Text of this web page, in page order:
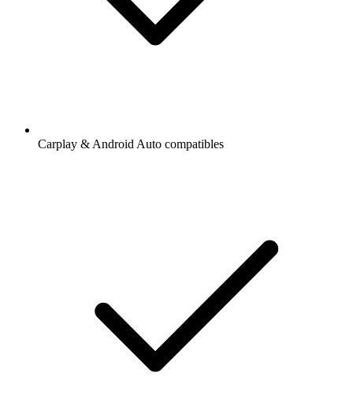
Carplay & Android Auto compatibles